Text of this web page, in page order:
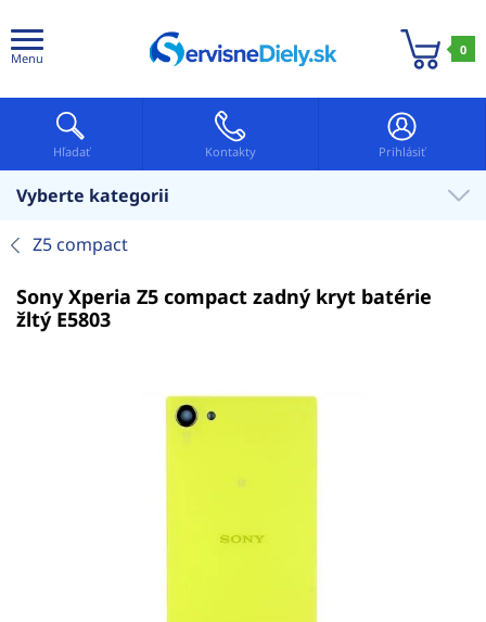
Menu
0
Hľadať Kontakty Prihlásiť
Vyberte kategorii
Z5 compact
Sony Xperia Z5 compact zadný kryt batérie
žltý E5803